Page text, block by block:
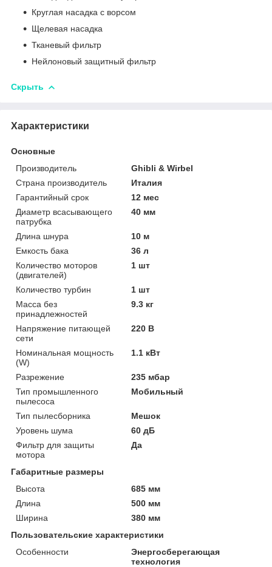
Круглая насадка с ворсом
Щелевая насадка
Тканевый фильтр
Нейлоновый защитный фильтр
Скрыть
Характеристики
Основные
Производитель
Ghibli & Wirbel
Страна производитель
Италия
Гарантийный срок
12 мес
Диаметр всасывающего
патрубка
40 мм
Длина шнура
10 м
Емкость бака
36 л
Количество моторов
(двигателей)
1 шт
Количество турбин
1 шт
Масса без
принадлежностей
9.3 кг
Напряжение питающей
сети
220 В
Номинальная мощность
(W)
1.1 кВт
Разрежение
235 мбар
Тип промышленного
пылесоса
Мобильный
Тип пылесборника
Мешок
Уровень шума
60 дБ
Фильтр для защиты
мотора
Да
Габаритные размеры
Высота
685 мм
Длина
500 мм
Ширина
380 мм
Пользовательские характеристики
Особенности
Энергосберегающая
технология